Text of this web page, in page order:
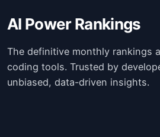
AI Power Rankings
The definitive monthly rankings
coding tools. Trusted by
unbiased, data-driven insights.